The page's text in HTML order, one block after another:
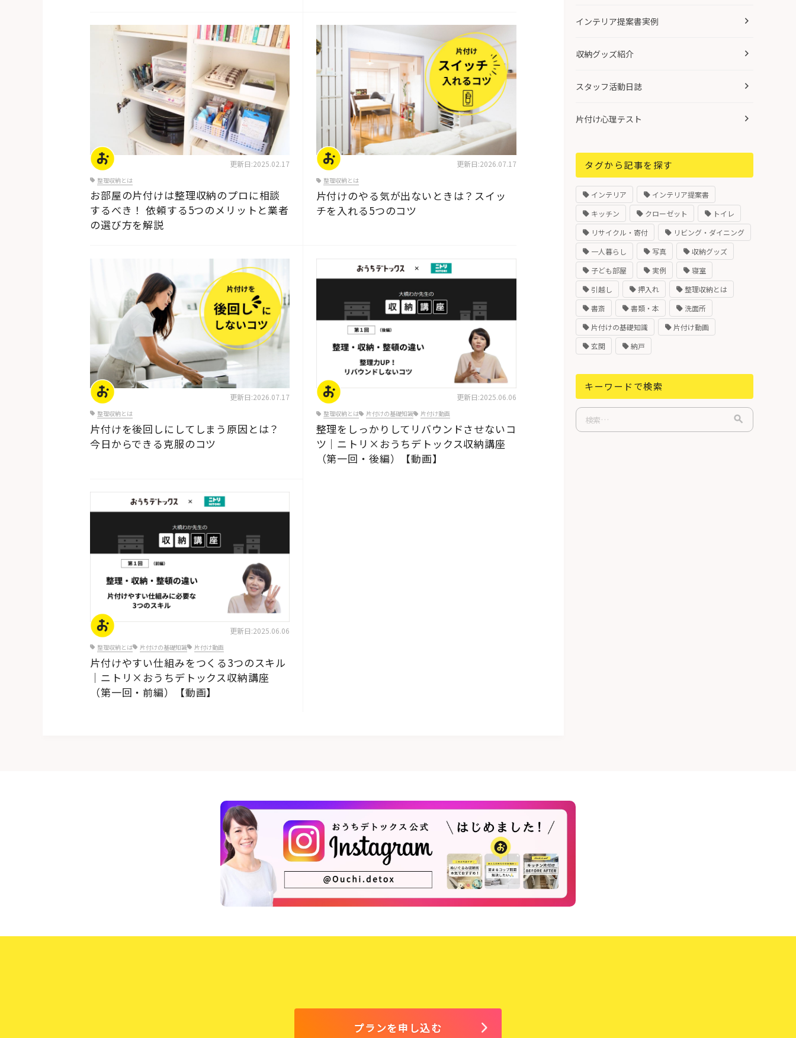
片付けの基本
更新日:2025.02.17
整理収納とは
お部屋の片付けは整理収納のプロに相談
するべき！ 依頼する5つのメリットと業者
の選び方を解説
片付けのコツ・アイデア
更新日:2026.07.17
整理収納とは
片付けのやる気が出ないときは？スイッ
チを入れる5つのコツ
更新日:2026.07.17
整理収納とは
片付けを後回しにしてしまう原因とは？
今日からできる克服のコツ
片付けのコツ・アイデア
更新日:2025.06.06
整理収納とは 片付けの基礎知識 片付け動画
整理をしっかりしてリバウンドさせないコ
ツ｜ニトリ×おうちデトックス収納講座
（第一回・後編）【動画】
片付けのコツ・アイデア
更新日:2025.06.06
整理収納とは 片付けの基礎知識 片付け動画
片付けやすい仕組みをつくる3つのスキル
｜ニトリ×おうちデトックス収納講座
（第一回・前編）【動画】
インテリア提案書実例
収納グッズ紹介
スタッフ活動日誌
片付け心理テスト
タグから記事を探す
インテリア
インテリア提案書
キッチン
クローゼット
トイレ
リサイクル・寄付
リビング・ダイニング
一人暮らし
写真
収納グッズ
子ども部屋
実例
寝室
引越し
押入れ
整理収納とは
書斎
書類・本
洗面所
片付けの基礎知識
片付け動画
玄関
納戸
キーワードで検索
プランを申し込む